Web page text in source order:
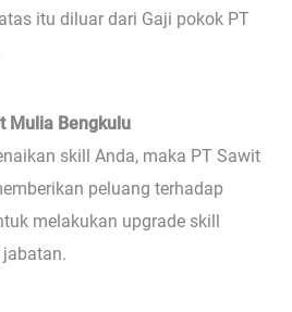
itu diluar dari Gaji pokok PT
Mulia Bengkulu
skill Anda, maka PT Sawit
peluang terhadap
melakukan upgrade skill